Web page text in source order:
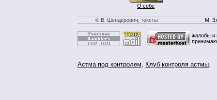
О себе
© В. Шендерович, тексты М.
жалобы и
Астма под контролем, Клуб контроля астмы.